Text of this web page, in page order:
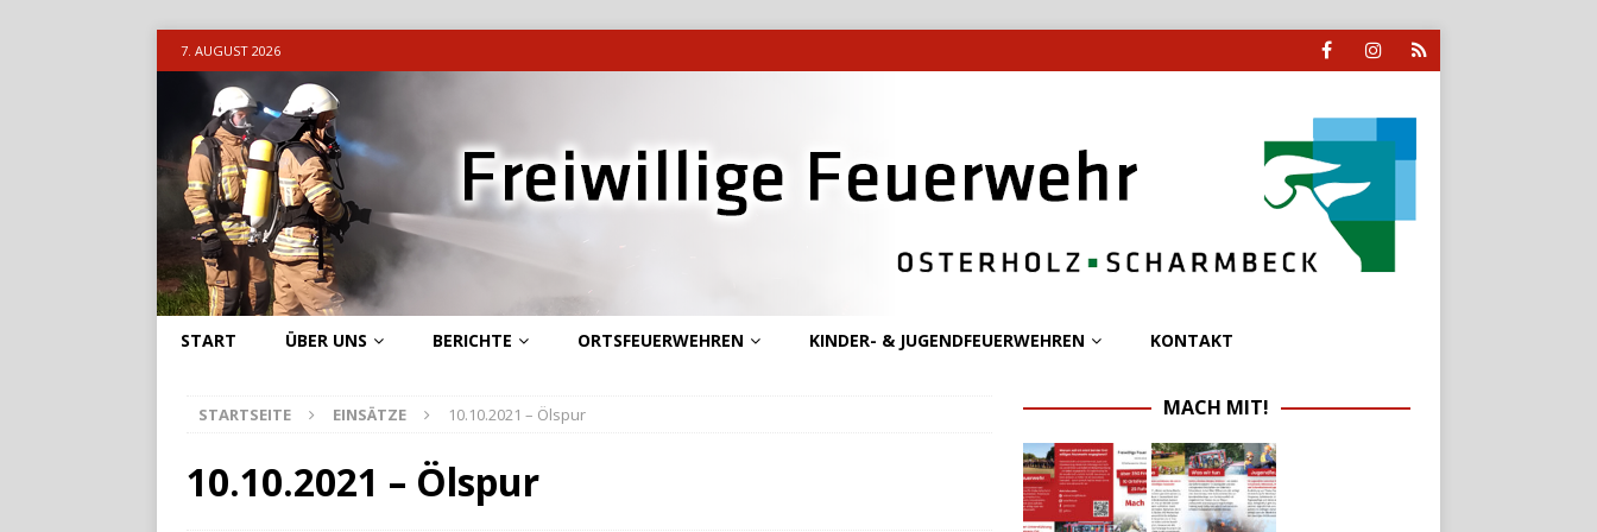
7. AUGUST 2026
START ÜBER UNS BERICHTE ORTSFEUERWEHREN KINDER- & JUGENDFEUERWEHREN KONTAKT
STARTSEITE EINSÄTZE 10.10.2021 – Ölspur
10.10.2021 – Ölspur
MACH MIT!